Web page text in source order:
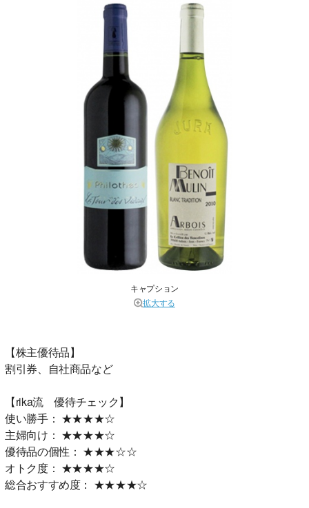
キャプション
拡大する
【株主優待品】
割引券、自社商品など
【rika流 優待チェック】
使い勝手： ★★★★☆
主婦向け： ★★★★☆
優待品の個性： ★★★☆☆
オトク度： ★★★★☆
総合おすすめ度： ★★★★☆